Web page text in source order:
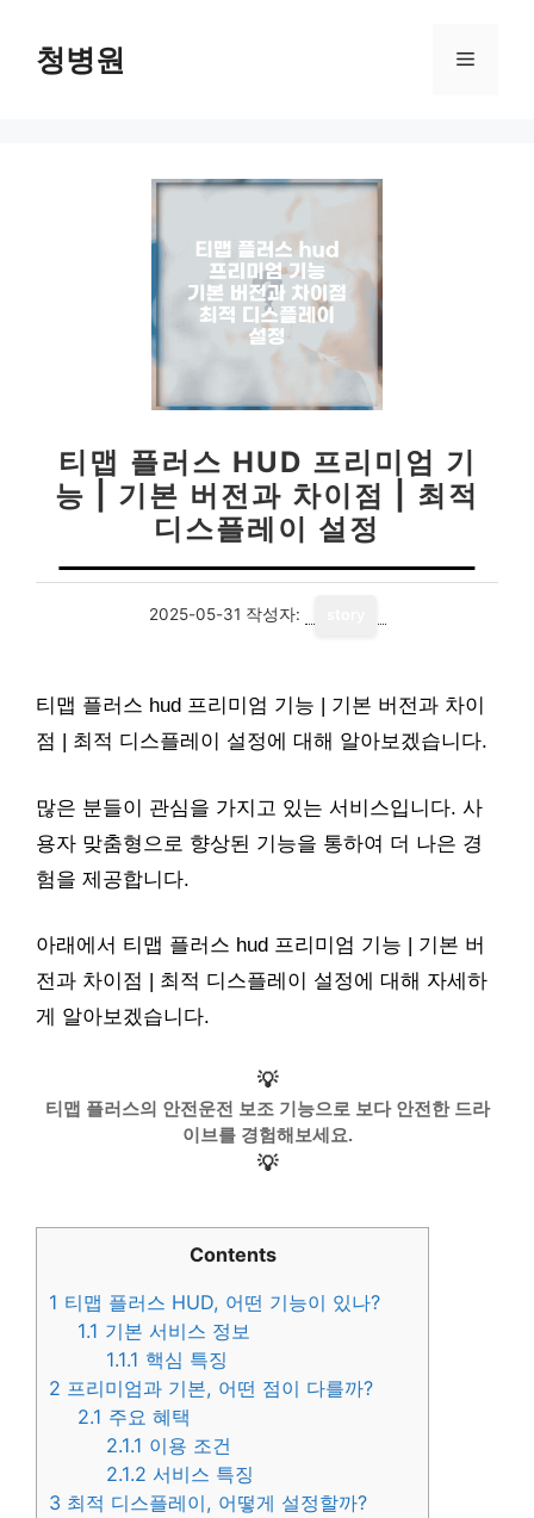
청병원 메
티맵 플러스 HUD 프리미엄 기
능 | 기본 버전과 차이점 | 최적
디스플레이 설정
2025-05-31 작성자:
티맵 플러스 hud 프리미엄 기능 | 기본 버전과 차이
점 | 최적 디스플레이 설정에 대해 알아보겠습니다.
많은 분들이 관심을 가지고 있는 서비스입니다. 사
용자 맞춤형으로 향상된 기능을 통하여 더 나은 경
험을 제공합니다.
아래에서 티맵 플러스 hud 프리미엄 기능 | 기본 버
전과 차이점 | 최적 디스플레이 설정에 대해 자세하
게 알아보겠습니다.
💡
티맵 플러스의 안전운전 보조 기능으로 보다 안전한 드라
이브를 경험해보세요.
💡
Contents
1 티맵 플러스 HUD, 어떤 기능이 있나?
1.1 기본 서비스 정보
1.1.1 핵심 특징
2 프리미엄과 기본, 어떤 점이 다를까?
2.1 주요 혜택
2.1.1 이용 조건
2.1.2 서비스 특징
3 최적 디스플레이, 어떻게 설정할까?